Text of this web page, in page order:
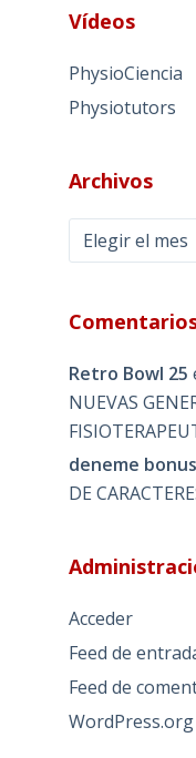
Vídeos
PhysioCiencia
Physiotutors
Archivos
Archivos
Retro Bowl 25
NUEVAS
deneme
DE
Acceder
Feed de
Feed de
WordPress.org